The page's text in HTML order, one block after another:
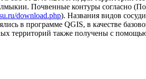
Почвенные контуры согласно
download.php). Названия видов
в программе QGIS, в качестве
территорий также получены с